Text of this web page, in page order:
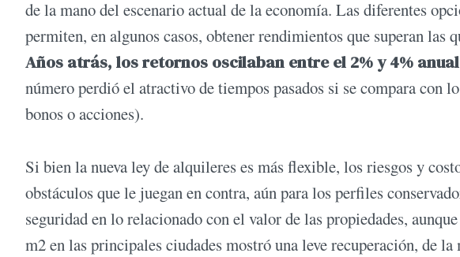
de la mano del escenario actual de la economía. Las diferentes
permiten, en algunos casos, obtener rendimientos que superan las
Años atrás, los retornos oscilaban entre el 2% y 4%
número perdió el atractivo de tiempos pasados si se compara con
bonos o acciones).
Si bien la nueva ley de alquileres es más flexible, los riesgos y
obstáculos que le juegan en contra, aún para los perfiles
seguridad en lo relacionado con el valor de las propiedades,
m2 en las principales ciudades mostró una leve recuperación, de